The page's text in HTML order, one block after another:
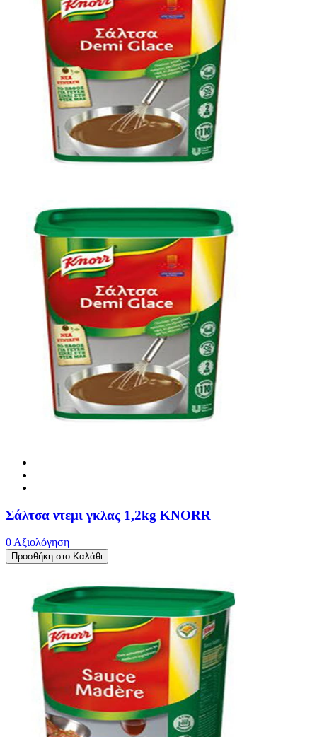
Σάλτσα ντεμι γκλας 1,2kg KNORR
0 Αξιολόγηση
Προσθήκη στο Καλάθι